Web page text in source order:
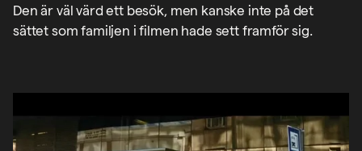
Den är väl värd ett besök, men kanske inte på det
sättet som familjen i filmen hade sett framför sig.